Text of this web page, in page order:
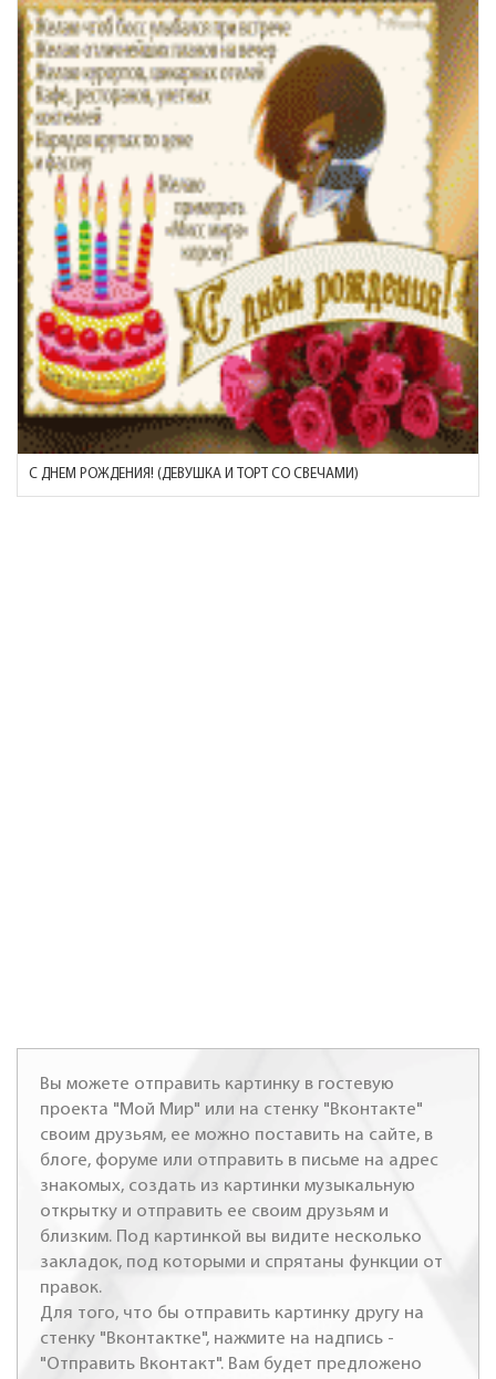
С ДНЕМ РОЖДЕНИЯ! (ДЕВУШКА И ТОРТ СО СВЕЧАМИ)
Вы можете отправить картинку в гостевую
проекта "Мой Мир" или на стенку "Вконтакте"
своим друзьям, ее можно поставить на сайте, в
блоге, форуме или отправить в письме на адрес
знакомых, создать из картинки музыкальную
открытку и отправить ее своим друзьям и
близким. Под картинкой вы видите несколько
закладок, под которыми и спрятаны функции от
правок.
Для того, что бы отправить картинку другу на
стенку "Вконтактке", нажмите на надпись -
"Отправить Вконтакт". Вам будет предложено